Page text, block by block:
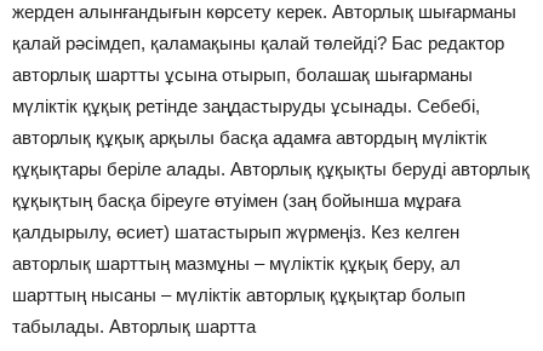
жерден алынғандығын көрсету керек. Авторлық шығарманы
қалай рәсімдеп, қаламақыны қалай төлейді? Бас редактор
авторлық шартты ұсына отырып, болашақ шығарманы
мүліктік құқық ретінде заңдастыруды ұсынады. Себебі,
авторлық құқық арқылы басқа адамға автордың мүліктік
құқықтары беріле алады. Авторлық құқықты беруді авторлық
құқықтың басқа біреуге өтуімен (заң бойынша мұраға
қалдырылу, өсиет) шатастырып жүрмеңіз. Кез келген
авторлық шарттың мазмұны – мүліктік құқық беру, ал
шарттың нысаны – мүліктік авторлық құқықтар болып
табылады. Авторлық шартта